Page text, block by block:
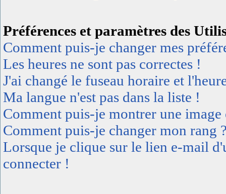
Préférences et paramètres des
Comment puis-je changer mes
Les heures ne sont pas correctes !
J'ai changé le fuseau horaire et
Ma langue n'est pas dans la liste !
Comment puis-je montrer une
Comment puis-je changer mon rang
Lorsque je clique sur le lien e-mail
connecter !